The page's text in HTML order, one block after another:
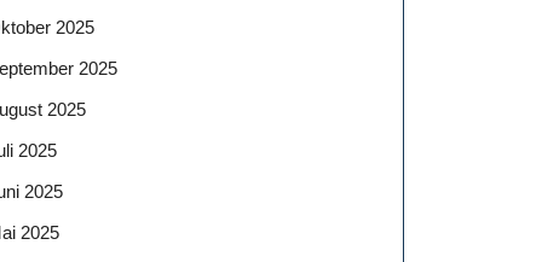
2025
2025
2025
2025
2025
2025